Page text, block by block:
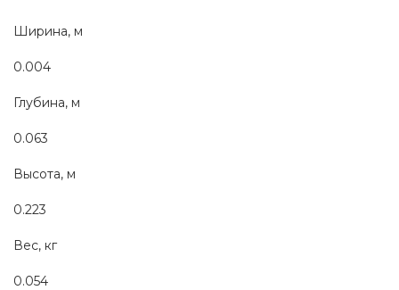
Ширина, м
0.004
Глубина, м
0.063
Высота, м
0.223
Вес, кг
0.054